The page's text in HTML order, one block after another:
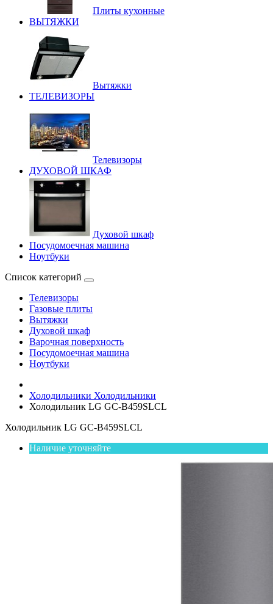
Плиты кухонные
ВЫТЯЖКИ
Вытяжки
ТЕЛЕВИЗОРЫ
Телевизоры
ДУХОВОЙ ШКАФ
Духовой шкаф
Посудомоечная машина
Ноутбуки
Список категорий
Телевизоры
Газовые плиты
Вытяжки
Духовой шкаф
Варочная поверхность
Посудомоечная машина
Ноутбуки
Холодильники Холодильники
Холодильник LG GC-B459SLCL
Холодильник LG GC-B459SLCL
Наличие уточняйте